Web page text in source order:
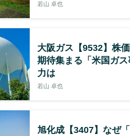
若山 卓也
大阪ガス【9532】株
期待集まる「米国ガ
力は
若山 卓也
旭化成【3407】なぜ